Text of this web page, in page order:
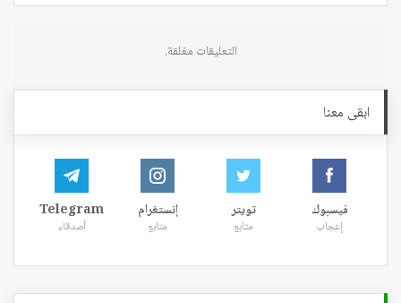
التعليقات مغلقة.
ابقى معنا
فيسبوك
إعجاب
تويتر
متابع
إنستغرام
متابع
Telegram
أصدقاء